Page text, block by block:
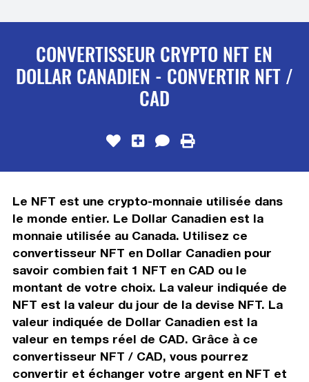
CONVERTISSEUR CRYPTO NFT EN
DOLLAR CANADIEN - CONVERTIR NFT /
CAD
Le NFT est une crypto-monnaie utilisée dans
le monde entier. Le Dollar Canadien est la
monnaie utilisée au Canada. Utilisez ce
convertisseur NFT en Dollar Canadien pour
savoir combien fait 1 NFT en CAD ou le
montant de votre choix. La valeur indiquée de
NFT est la valeur du jour de la devise NFT. La
valeur indiquée de Dollar Canadien est la
valeur en temps réel de CAD. Grâce à ce
convertisseur NFT / CAD, vous pourrez
convertir et échanger votre argent en NFT et